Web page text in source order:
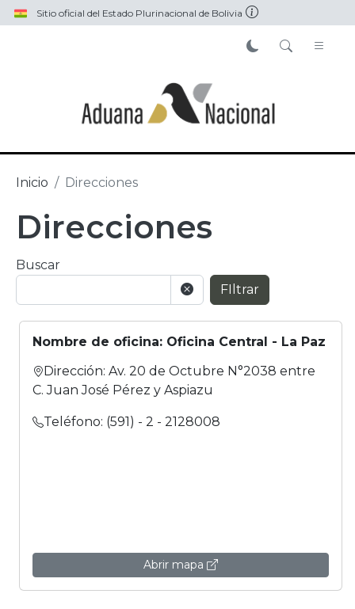
Pasar al contenido principal
Sitio oficial del Estado Plurinacional de Bolivia
Inicio Direcciones
Direcciones
Buscar
FIltrar
Nombre de oficina: Oficina Central - La Paz
Dirección: Av. 20 de Octubre N°2038 entre
C. Juan José Pérez y Aspiazu
Teléfono: (591) - 2 - 2128008
Abrir mapa